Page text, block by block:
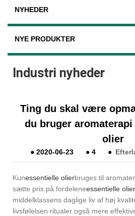
NYHEDER
NYE PRODUKTER
Industri nyheder
Ting du skal være
du bruger
olier
● 2020-06-23 ● 4 ●
Kunessentielle olierbruges til
sætte pris på fordeleneessentielle olier
middelklassens daglige liv af høj
livsfølelsen ritualer også mere